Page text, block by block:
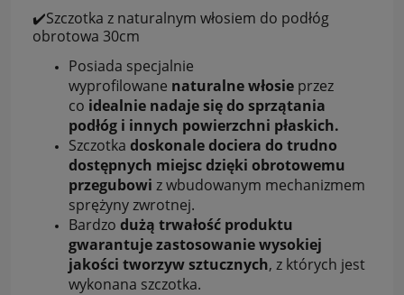
✔️Szczotka z naturalnym włosiem do podłóg
obrotowa 30cm
Posiada specjalnie
wyprofilowane naturalne włosie przez
co idealnie nadaje się do sprzątania
podłóg i innych powierzchni płaskich.
Szczotka doskonale dociera do trudno
dostępnych miejsc dzięki obrotowemu
przegubowi z wbudowanym mechanizmem
sprężyny zwrotnej.
Bardzo dużą trwałość produktu
gwarantuje zastosowanie wysokiej
jakości tworzyw sztucznych, z których jest
wykonana szczotka.